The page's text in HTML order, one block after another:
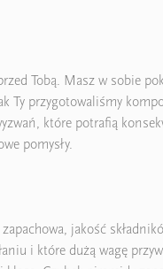
Tobą. Masz w sobie
Ty przygotowaliśmy
które potrafią
pomysły.
jakość
i które dużą wagę